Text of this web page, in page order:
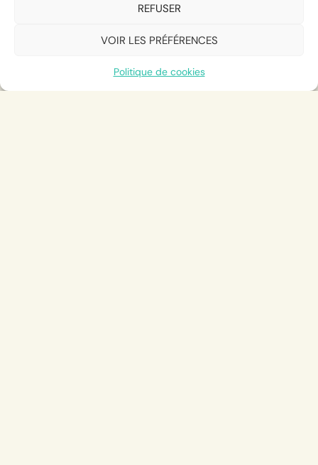
REFUSER
VOIR LES PRÉFÉRENCES
Politique de cookies